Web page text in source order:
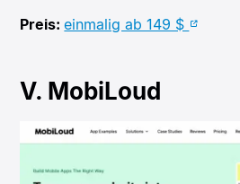
Preis:einmalig ab 149 $
V. MobiLoud